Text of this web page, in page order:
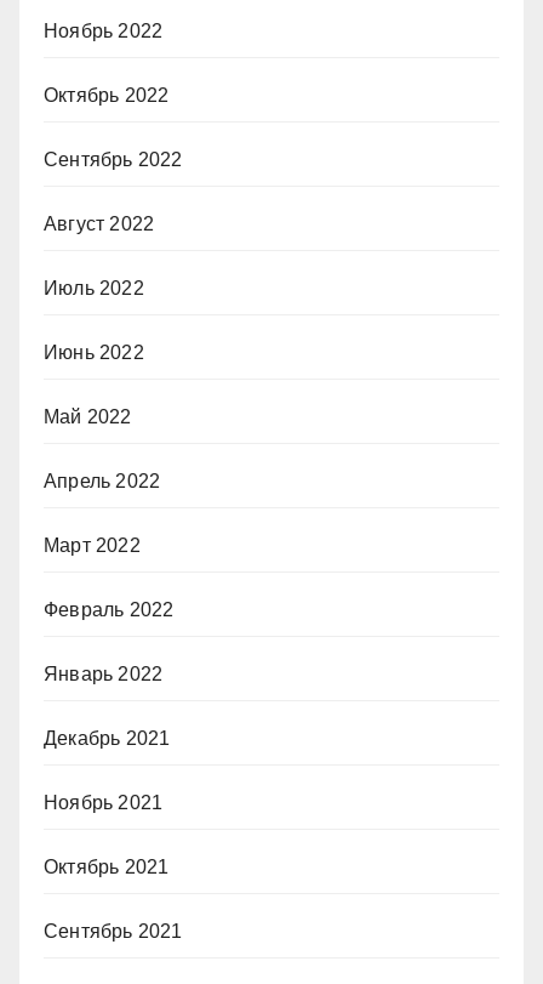
Ноябрь 2022
Октябрь 2022
Сентябрь 2022
Август 2022
Июль 2022
Июнь 2022
Май 2022
Апрель 2022
Март 2022
Февраль 2022
Январь 2022
Декабрь 2021
Ноябрь 2021
Октябрь 2021
Сентябрь 2021